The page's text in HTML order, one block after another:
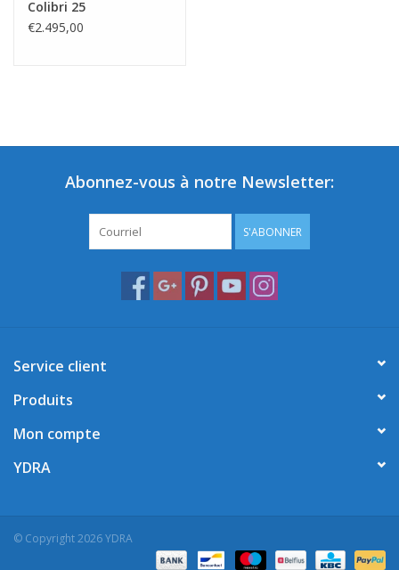
Colibri 25
€2.495,00
Abonnez-vous à notre Newsletter:
S'ABONNER
Service client
Produits
Mon compte
YDRA
© Copyright 2026 YDRA